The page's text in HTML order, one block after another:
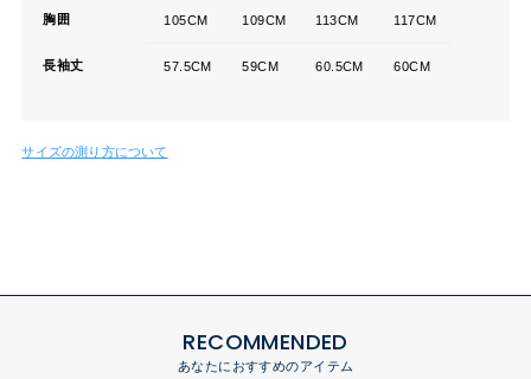
胸囲 105CM 109CM 113CM 117CM
長袖丈 57.5CM 59CM 60.5CM 60CM
サイズの測り方について
RECOMMENDED
あなたにおすすめのアイテム